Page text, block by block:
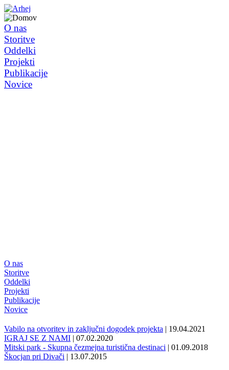
O nas
Storitve
Oddelki
Projekti
Publikacije
Novice
O nas
Storitve
Oddelki
Projekti
Publikacije
Novice
Vabilo na otvoritev in zaključni dogodek projekta | 19.04.2021
IGRAJ SE Z NAMI | 07.02.2020
Mitski park - Skupna čezmejna turistična destinaci | 01.09.2018
Škocjan pri Divači | 13.07.2015